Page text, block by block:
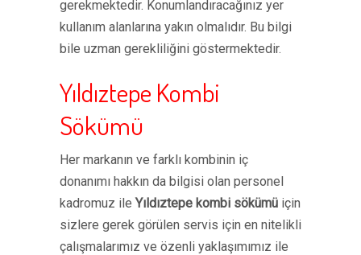
gerekmektedir. Konumlandıracağınız yer
kullanım alanlarına yakın olmalıdır. Bu bilgi
bile uzman gerekliliğini göstermektedir.
Yıldıztepe Kombi
Sökümü
Her markanın ve farklı kombinin iç
donanımı hakkın da bilgisi olan personel
kadromuz ileYıldıztepe kombi sökümü için
sizlere gerek görülen servis için en nitelikli
çalışmalarımız ve özenli yaklaşımımız ile